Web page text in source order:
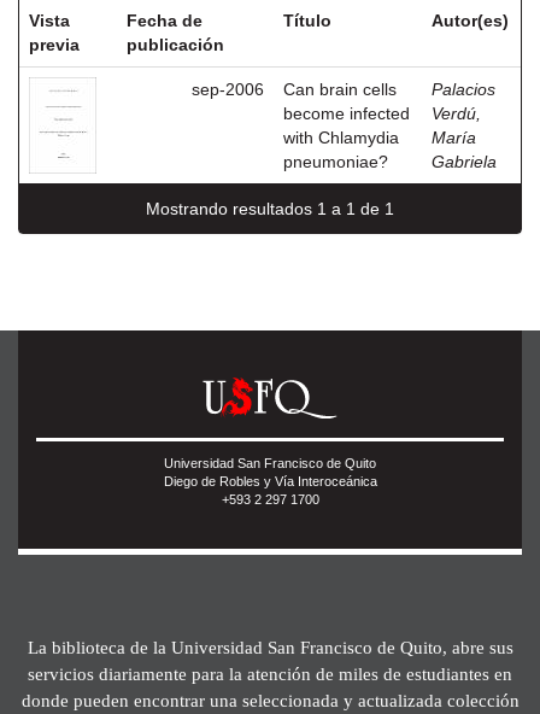
Vista
previa
Fecha de
publicación
Título Autor(es)
sep-2006
Can brain cells
become infected
with Chlamydia
pneumoniae?
Palacios
Verdú,
María
Gabriela
Mostrando resultados 1 a 1 de 1
Universidad San Francisco de Quito
Diego de Robles y Vía Interoceánica
+593 2 297 1700
La biblioteca de la Universidad San Francisco de Quito, abre sus
servicios diariamente para la atención de miles de estudiantes en
donde pueden encontrar una seleccionada y actualizada colección